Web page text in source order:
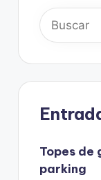
Topes de
parking